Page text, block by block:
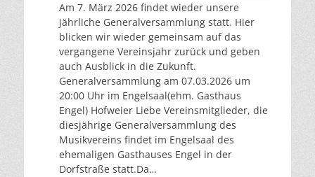
Am 7. März 2026 findet wieder unsere
jährliche Generalversammlung statt. Hier
blicken wir wieder gemeinsam auf das
vergangene Vereinsjahr zurück und geben
auch Ausblick in die Zukunft.
Generalversammlung am 07.03.2026 um
20:00 Uhr im Engelsaal(ehm. Gasthaus
Engel) Hofweier Liebe Vereinsmitglieder, die
diesjährige Generalversammlung des
Musikvereins findet im Engelsaal des
ehemaligen Gasthauses Engel in der
Dorfstraße statt.Da…